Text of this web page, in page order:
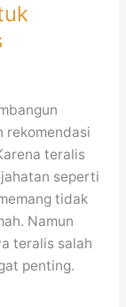
rekomendasi
teralis
seperti
tidak
Namun
teralis salah
penting.